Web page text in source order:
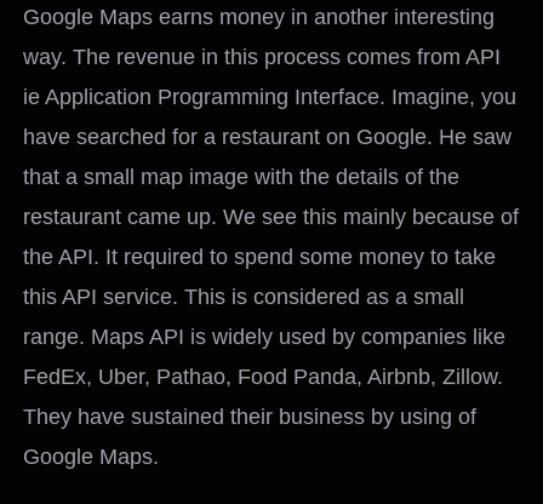
Google Maps earns money in another interesting
way. The revenue in this process comes from API
ie Application Programming Interface. Imagine, you
have searched for a restaurant on Google. He saw
that a small map image with the details of the
restaurant came up. We see this mainly because of
the API. It required to spend some money to take
this API service. This is considered as a small
range. Maps API is widely used by companies like
FedEx, Uber, Pathao, Food Panda, Airbnb, Zillow.
They have sustained their business by using of
Google Maps.